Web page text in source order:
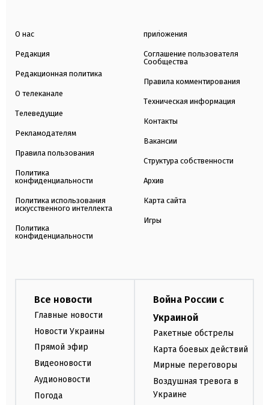
О нас
Редакция
Редакционная политика
О телеканале
Телеведущие
Рекламодателям
Правила пользования
Политика
конфиденциальности
Политика использования
искусственного интеллекта
Политика
конфиденциальности
приложения
Соглашение пользователя
Сообщества
Правила комментирования
Техническая информация
Контакты
Вакансии
Структура собственности
Архив
Карта сайта
Игры
Все новости
Главные новости
Новости Украины
Прямой эфир
Видеоновости
Аудионовости
Погода
Война России с
Украиной
Ракетные обстрелы
Карта боевых действий
Мирные переговоры
Воздушная тревога в
Украине